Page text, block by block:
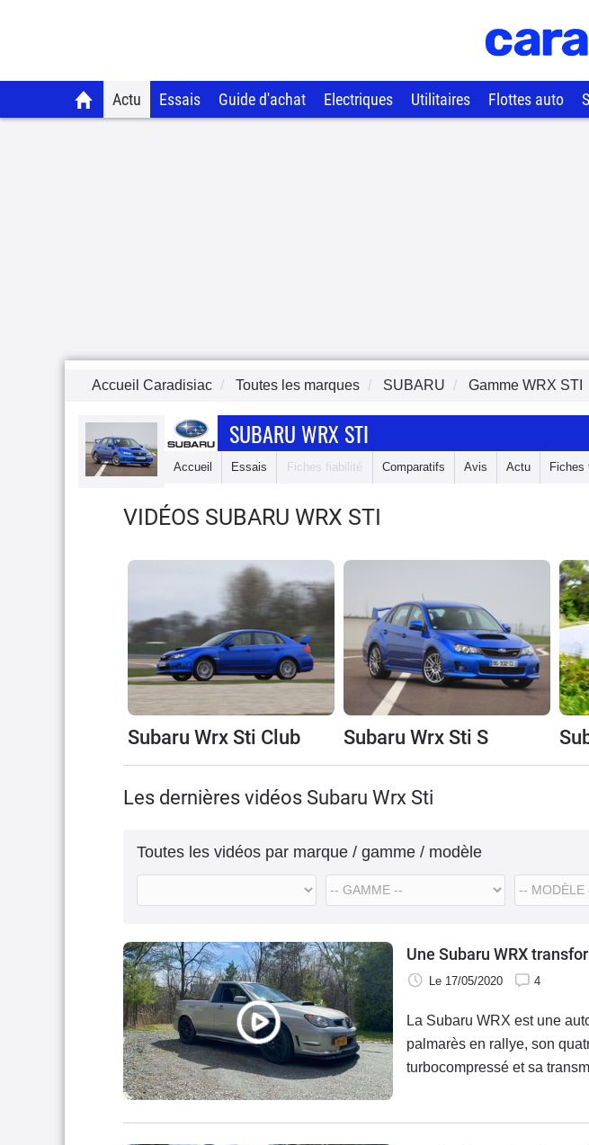
Actu Essais Guide d'achat Electriques Utilitaires Flottes auto
Accueil Caradisiac Toutes les marques SUBARU Gamme WRX STI
SUBARU WRX STI
Accueil Essais Fiches fiabilité Comparatifs Avis Actu Fiches
VIDÉOS SUBARU WRX STI
Subaru Wrx Sti Club Subaru Wrx Sti S
Les dernières vidéos Subaru Wrx Sti
Toutes les vidéos par marque / gamme / modèle
Une Subaru WRX
Le 17/05/2020 4
La Subaru WRX est une
palmarès en rallye, son
turbocompressé et sa